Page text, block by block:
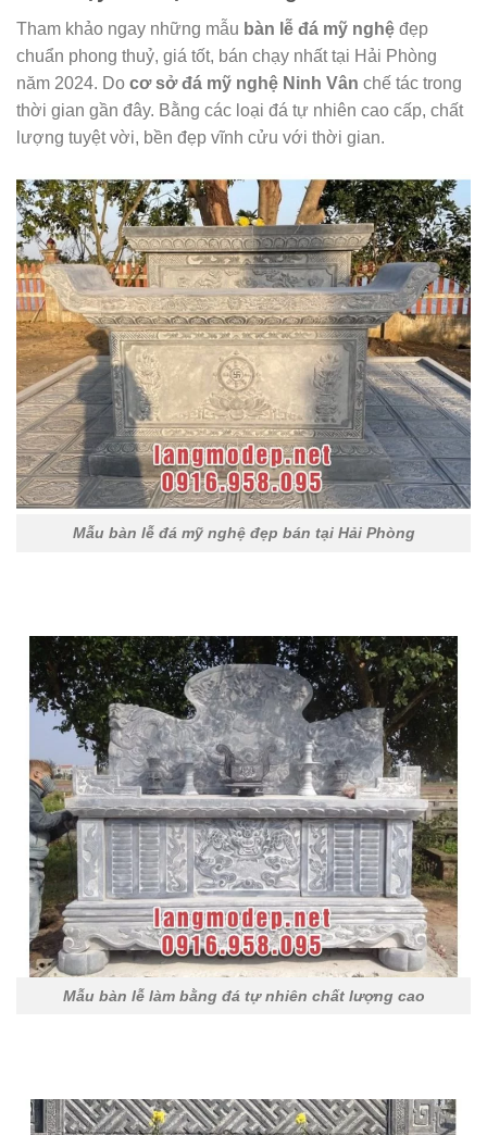
Tham khảo ngay những mẫu bàn lễ đá mỹ nghệ đẹp
chuẩn phong thuỷ, giá tốt, bán chạy nhất tại Hải Phòng
năm 2024. Do cơ sở đá mỹ nghệ Ninh Vân chế tác trong
thời gian gần đây. Bằng các loại đá tự nhiên cao cấp, chất
lượng tuyệt vời, bền đẹp vĩnh cửu với thời gian.
Mẫu bàn lễ đá mỹ nghệ đẹp bán tại Hải Phòng
Mẫu bàn lễ làm bằng đá tự nhiên chất lượng cao